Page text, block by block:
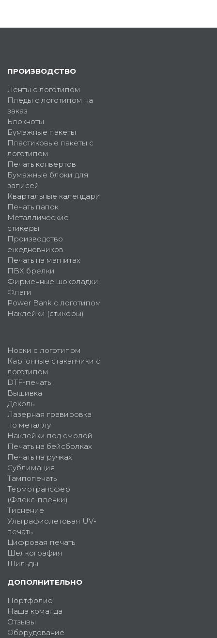
ПРОИЗВОДСТВО
Ленты с логотипом
Пледы с логотипом на
заказ
Блокноты
Бумажные пакеты
Пластиковые пакеты с
логотипом
Печать конвертов
Бумажные блоки для
записей
Квартальные календари
Печать папок
Металлические
стикеры
Производство
ежедневников
Печать на магнитах
ПВХ брелки
Фирменные шоколадки
Флаги
Power Bank с логотипом
Наклейки (стикеры)
Носки с логотипом
Картонные стаканчики с
логотипом
DTF-печать
Вышивка
Деколь
Лазерная гравировка
по металлу
Наклейки под смолой
Печать на бейсболках
Печать на ручках
Сублимация
Тампопечать
Термотрансфер
(Флекс-пленки)
Тиснение
Ультрафиолетовая UV-
печать
Цифровая печать
Шелкография
Шильды
ДОПОЛНИТЕЛЬНО
Портфолио
Наша команда
Отзывы
Оборудование